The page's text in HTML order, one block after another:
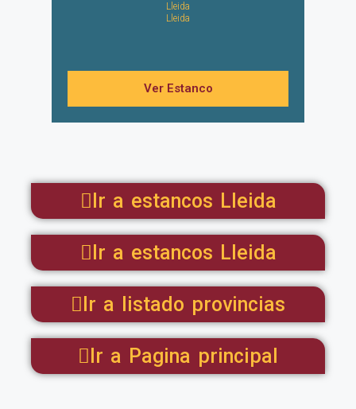
Lleida
Lleida
Ver Estanco
Ir a estancos Lleida
Ir a estancos Lleida
Ir a listado provincias
Ir a Pagina principal